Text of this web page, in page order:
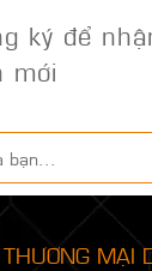
ký để
mới
MẠI